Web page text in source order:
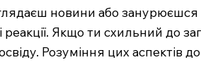
новини або занурюєшся
Якщо ти схильний до
Розуміння цих аспектів